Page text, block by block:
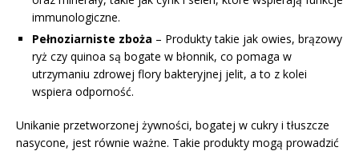
immunologiczne.
Pełnoziarniste zboża – Produkty takie jak owies, brązowy
ryż czy quinoa są bogate w błonnik, co pomaga w
utrzymaniu zdrowej flory bakteryjnej jelit, a to z kolei
wspiera odporność.
Unikanie przetworzonej żywności, bogatej w cukry i tłuszcze
nasycone, jest równie ważne. Takie produkty mogą prowadzić